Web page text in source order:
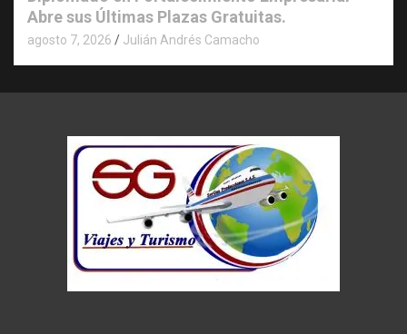
Abre sus Últimas Plazas Gratuitas.
agosto 7, 2026 Julián Andrés Camacho